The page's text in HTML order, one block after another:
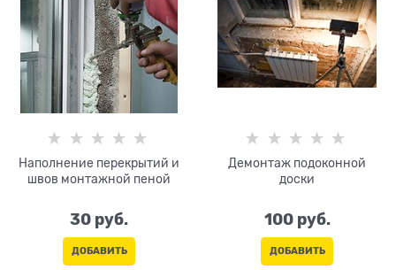
Наполнение перекрытий и
швов монтажной пеной
30 руб.
ДОБАВИТЬ
Демонтаж подоконной
доски
100 руб.
ДОБАВИТЬ